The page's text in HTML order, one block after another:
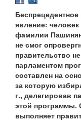
явление:
фамилии
не смог
правительство
парламентом
составлен на
за которую
г., делегировав
этой программы.
выполняет